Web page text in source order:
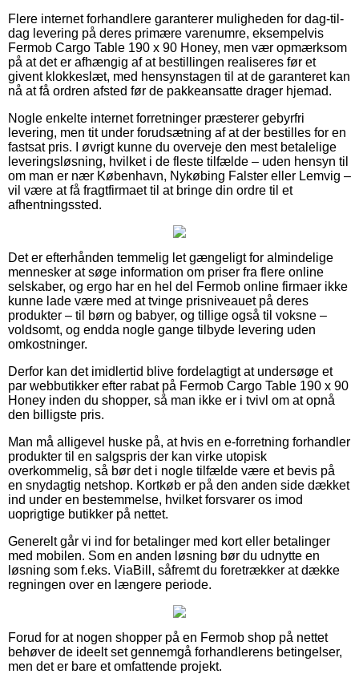
Flere internet forhandlere garanterer muligheden for dag-til-
dag levering på deres primære varenumre, eksempelvis
Fermob Cargo Table 190 x 90 Honey, men vær opmærksom
på at det er afhængig af at bestillingen realiseres før et
givent klokkeslæt, med hensynstagen til at de garanteret kan
nå at få ordren afsted før de pakkeansatte drager hjemad.
Nogle enkelte internet forretninger præsterer gebyrfri
levering, men tit under forudsætning af at der bestilles for en
fastsat pris. I øvrigt kunne du overveje den mest betalelige
leveringsløsning, hvilket i de fleste tilfælde – uden hensyn til
om man er nær København, Nykøbing Falster eller Lemvig –
vil være at få fragtfirmaet til at bringe din ordre til et
afhentningssted.
Det er efterhånden temmelig let gængeligt for almindelige
mennesker at søge information om priser fra flere online
selskaber, og ergo har en hel del Fermob online firmaer ikke
kunne lade være med at tvinge prisniveauet på deres
produkter – til børn og babyer, og tillige også til voksne –
voldsomt, og endda nogle gange tilbyde levering uden
omkostninger.
Derfor kan det imidlertid blive fordelagtigt at undersøge et
par webbutikker efter rabat på Fermob Cargo Table 190 x 90
Honey inden du shopper, så man ikke er i tvivl om at opnå
den billigste pris.
Man må alligevel huske på, at hvis en e-forretning forhandler
produkter til en salgspris der kan virke utopisk
overkommelig, så bør det i nogle tilfælde være et bevis på
en snydagtig netshop. Kortkøb er på den anden side dækket
ind under en bestemmelse, hvilket forsvarer os imod
uoprigtige butikker på nettet.
Generelt går vi ind for betalinger med kort eller betalinger
med mobilen. Som en anden løsning bør du udnytte en
løsning som f.eks. ViaBill, såfremt du foretrækker at dække
regningen over en længere periode.
Forud for at nogen shopper på en Fermob shop på nettet
behøver de ideelt set gennemgå forhandlerens betingelser,
men det er bare et omfattende projekt.